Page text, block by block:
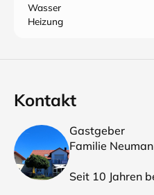
Wasser
Heizung
Kontakt
Gastgeber
Familie
Seit 10 Jahren